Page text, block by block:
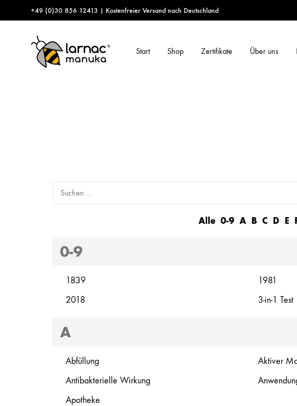
+49 (0)30 856 12413 | Kostenfreier Versand nach Deutschland
Start Shop Zertifikate Über uns
Alle 0-9 A B C D E
0-9
1839 1981
2018
3-in-1 Test
A
Abfüllung Aktiver
Antibakterielle Wirkung
Apotheke